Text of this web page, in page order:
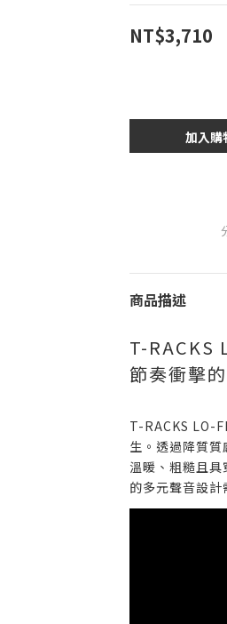
NT$3,710
加入購
商品描述
T-RACKS
節奏衝擊
T-RACKS LO-
生。透過降質
溫暖、粗糙且
的多元聲音設計